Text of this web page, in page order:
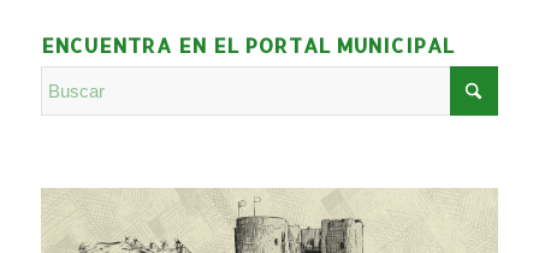
ENCUENTRA EN EL PORTAL MUNICIPAL